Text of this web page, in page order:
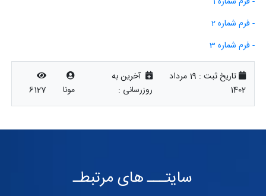
- فرم شماره 2
- فرم شماره 3
تاریخ ثبت :
19 مرداد
1402
آخرین به
روزرسانی :
مونا 6127
سایتـــ های مرتبطـ